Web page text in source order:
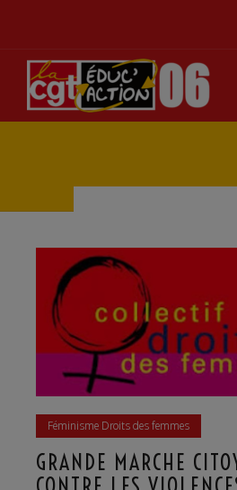
Féminisme Droits des femmes
GRANDE MARCHE